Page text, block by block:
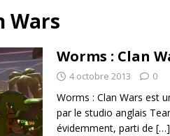
Wars
Worms : Clan
4 octobre 2013 0
Worms : Clan Wars est
par le studio anglais
évidemment, parti de […]